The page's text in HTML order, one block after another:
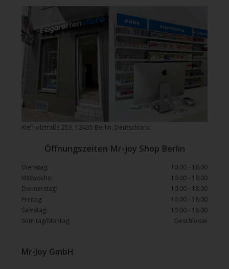
Mr-Joy GmbH
Kiefholztraße 253, 12435 Berlin, Deutschland
Öffnungszeiten Mr-joy Shop Berlin
Dienstag:
10:00 - 18:00
Mittwochs :
10:00 - 18:00
Donnerstag:
10:00 - 18:00
Freitag:
10:00 - 18:00
Samstag:
10:00 - 18:00
Sonntag/Montag:
Geschlosse